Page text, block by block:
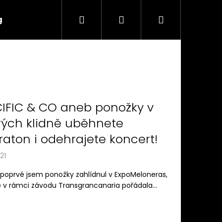
Hledat PřihlášeníNákupní
& CO aneb ponožky v
klidně uběhnete
i odehrajete koncert!
jsem ponožky zahlídnul v ExpoMeloneras,
v rámci závodu Transgrancanaria pořádala...
Následující